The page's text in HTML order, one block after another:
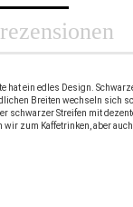
hat ein edles Design.
Breiten wechseln sich
schwarzer Streifen mit
wir zum Kaffetrinken, aber